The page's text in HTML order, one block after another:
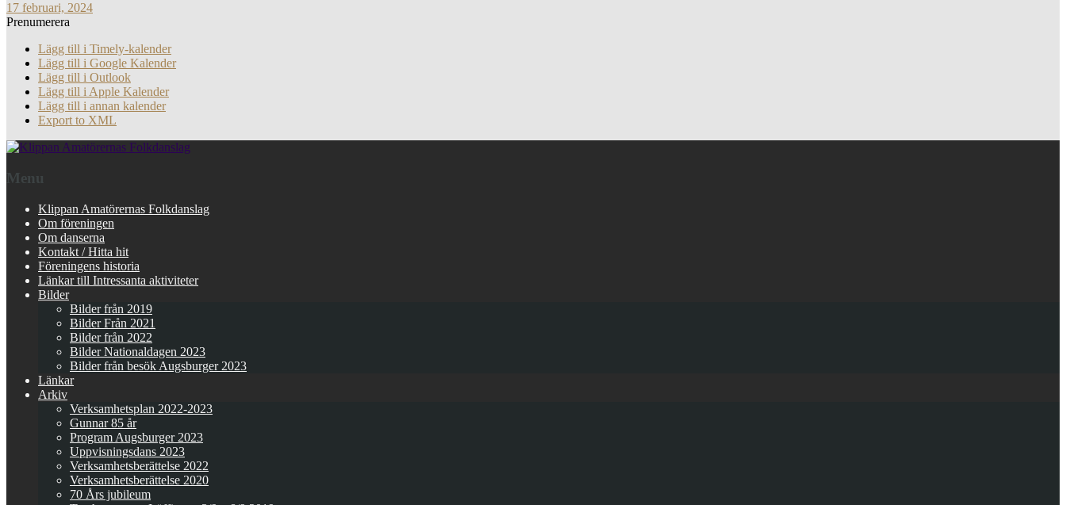
17 februari, 2024
Prenumerera
Lägg till i Timely-kalender
Lägg till i Google Kalender
Lägg till i Outlook
Lägg till i Apple Kalender
Lägg till i annan kalender
Export to XML
Menu
Klippan Amatörernas Folkdanslag
Om föreningen
Om danserna
Kontakt / Hitta hit
Föreningens historia
Länkar till Intressanta aktiviteter
Bilder
Bilder från 2019
Bilder Från 2021
Bilder från 2022
Bilder Nationaldagen 2023
Bilder från besök Augsburger 2023
Länkar
Arkiv
Verksamhetsplan 2022-2023
Gunnar 85 år
Program Augsburger 2023
Uppvisningsdans 2023
Verksamhetsberättelse 2022
Verksamhetsberättelse 2020
70 Års jubileum